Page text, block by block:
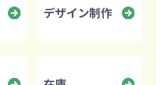
会社モノベーション
デザイン制作